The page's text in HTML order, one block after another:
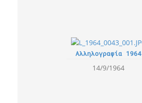
Αλληλογραφία 1964
14/9/1964